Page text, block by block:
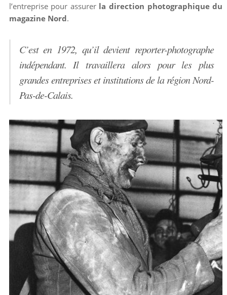
l’entreprise pour assurer la direction photographique du
magazine Nord.
C’est en 1972, qu’il devient reporter-photographe
indépendant. Il travaillera alors pour les plus
grandes entreprises et institutions de la région Nord-
Pas-de-Calais.